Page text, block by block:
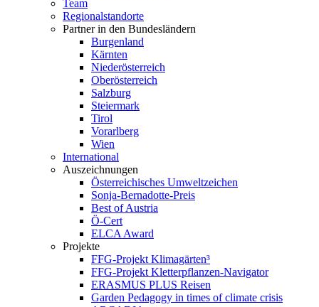
Team
Regionalstandorte
Partner in den Bundesländern
Burgenland
Kärnten
Niederösterreich
Oberösterreich
Salzburg
Steiermark
Tirol
Vorarlberg
Wien
International
Auszeichnungen
Österreichisches Umweltzeichen
Sonja-Bernadotte-Preis
Best of Austria
Ö-Cert
ELCA Award
Projekte
FFG-Projekt Klimagärten³
FFG-Projekt Kletterpflanzen-Navigator
ERASMUS PLUS Reisen
Garden Pedagogy in times of climate crisis